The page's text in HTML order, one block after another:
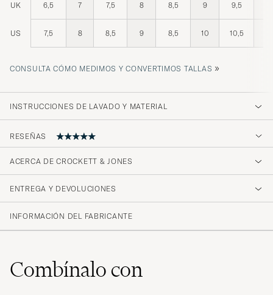
UK 6,5 7 7,5 8 8,5 9 9,5
US 7,5 8 8,5 9 8,5 10 10,5
CONSULTA CÓMO MEDIMOS Y CONVERTIMOS TALLAS »
INSTRUCCIONES DE LAVADO Y MATERIAL
RESEÑAS
Klasse sko. Alle pengene værd. Et must have,
JESPER F COMPRADO EL EN CAREOFCARL.DK
Sålen gjør dem godt egnet til norsk klima.
Står veldig godt i stil til klær i de litt grovere
ACERCA DE CROCKETT & JONES
ENTREGA Y DEVOLUCIONES
INFORMACIÓN DEL FABRICANTE
Combínalo con